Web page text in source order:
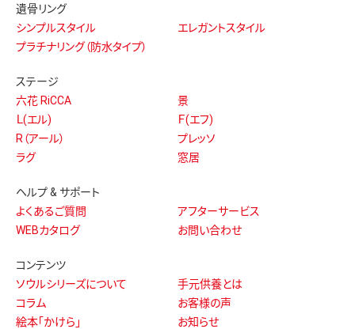
遺骨リング
シンプルスタイル
エレガントスタイル
プラチナリング（防水タイプ）
ステージ
六花 RiCCA
景
Ｌ(エル)
Ｆ(エフ)
R（アール）
プレッソ
ラグ
窓居
ヘルプ & サポート
よくあるご質問
アフターサービス
WEBカタログ
お問い合わせ
コンテンツ
ソウルシリーズについて
手元供養とは
コラム
お客様の声
絵本「かけら」
お知らせ